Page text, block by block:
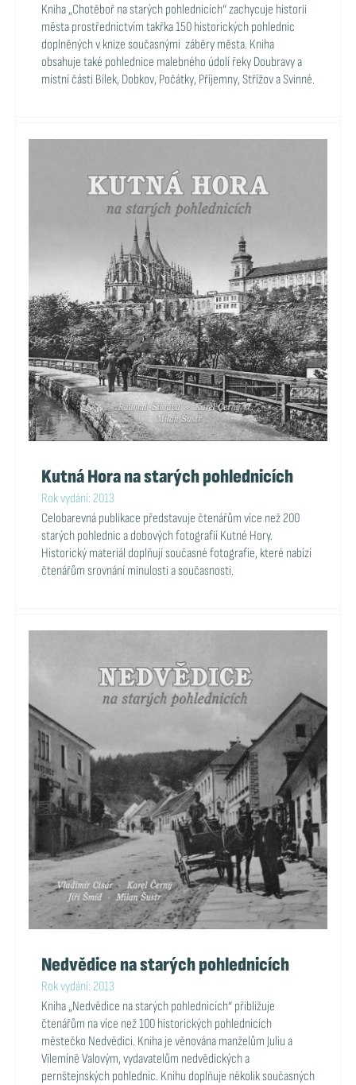
Kniha „Chotěboř na starých pohlednicích“ zachycuje historii
města prostřednictvím takřka 150 historických pohlednic
doplněných v knize současnými záběry města. Kniha
obsahuje také pohlednice malebného údolí řeky Doubravy a
místní části Bílek, Dobkov, Počátky, Příjemny, Střížov a Svinné.
Kutná Hora na starých pohlednicích
Rok vydání: 2013
Celobarevná publikace představuje čtenářům více než 200
starých pohlednic a dobových fotografií Kutné Hory.
Historický materiál doplňují současné fotografie, které nabízí
čtenářům srovnání minulosti a současnosti.
Nedvědice na starých pohlednicích
Rok vydání: 2013
Kniha „Nedvědice na starých pohlednicích“ přibližuje
čtenářům na více než 100 historických pohlednicích
městečko Nedvědici. Kniha je věnována manželům Juliu a
Vilemíně Valovým, vydavatelům nedvědických a
pernštejnských pohlednic. Knihu doplňuje několik současných